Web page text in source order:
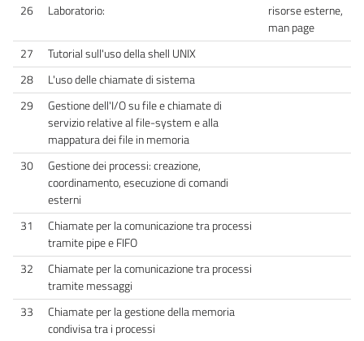
26 Laboratorio:
risorse esterne,
man page
27
Tutorial sull'uso della shell UNIX
28
L'uso delle chiamate di sistema
29
Gestione dell'I/O su file e chiamate di
servizio relative al file-system e alla
mappatura dei file in memoria
30
Gestione dei processi: creazione,
coordinamento, esecuzione di comandi
esterni
31
Chiamate per la comunicazione tra processi
tramite pipe e FIFO
32
Chiamate per la comunicazione tra processi
tramite messaggi
33
Chiamate per la gestione della memoria
condivisa tra i processi